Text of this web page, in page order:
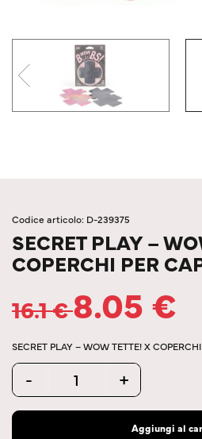
Codice articolo: D-239375
SECRET PLAY –
COPERCHI PER
16.1€8.05€
SECRET PLAY – WOW TETTE! X
Quantity
- +
Aggiungi al